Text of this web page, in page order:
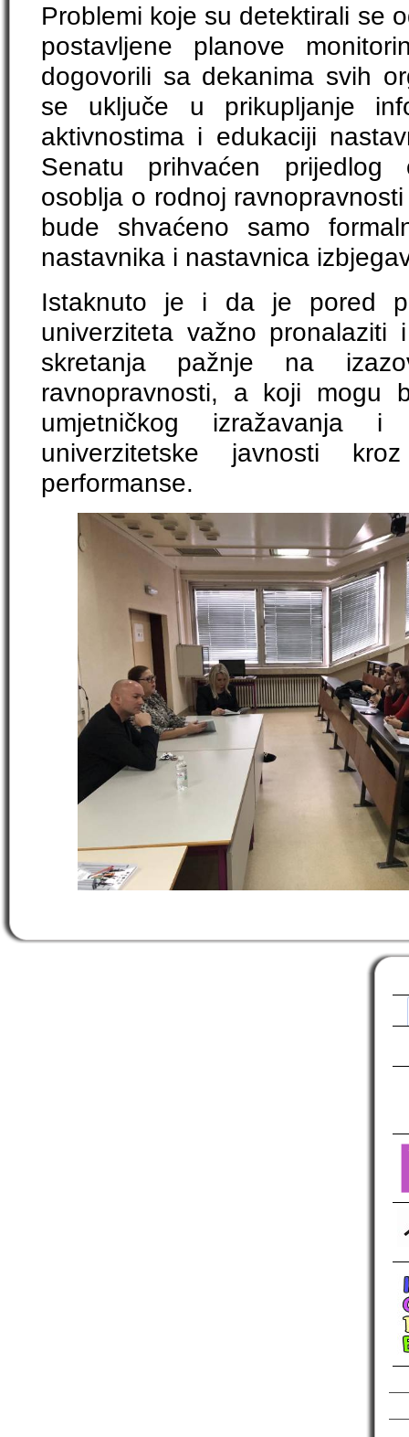
Problemi koje su detektirali se
postavljene planove
dogovorili sa dekanima svih
se uključe u prikupljanje
aktivnostima i edukaciji
Senatu prihvaćen prijedlog
osoblja o rodnoj
bude shvaćeno samo
nastavnika i nastavnica
Istaknuto je i da je pored
univerziteta važno pronalaziti
skretanja pažnje na
ravnopravnosti, a koji mogu
umjetničkog izražavanja i
univerzitetske javnosti
performanse.